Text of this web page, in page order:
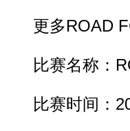
更多ROAD FC
比赛名称：
比赛时间：